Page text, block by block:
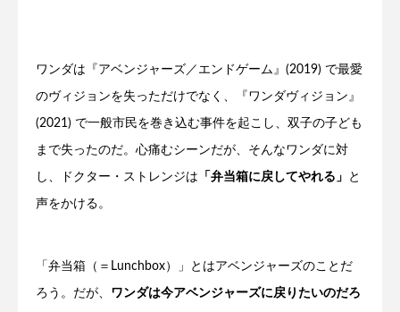
ワンダは『アベンジャーズ／エンドゲーム』(2019) で最愛
のヴィジョンを失っただけでなく、『ワンダヴィジョン』
(2021) で一般市民を巻き込む事件を起こし、双子の子ども
まで失ったのだ。心痛むシーンだが、そんなワンダに対
し、ドクター・ストレンジは 「弁当箱に戻してやれる」 と
声をかける。
「弁当箱（＝Lunchbox）」とはアベンジャーズのことだ
ろう。だが、 ワンダは今アベンジャーズに戻りたいのだろ